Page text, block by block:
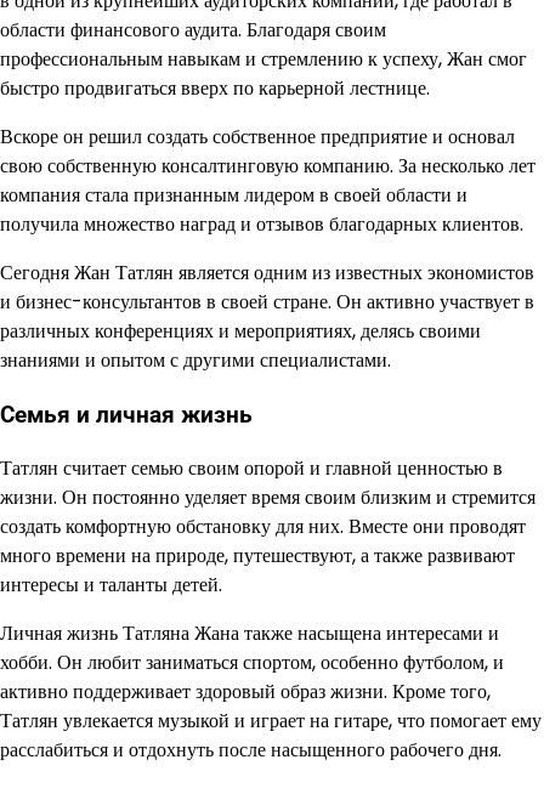
области финансового аудита. Благодаря своим
профессиональным навыкам и стремлению к успеху, Жан смог
быстро продвигаться вверх по карьерной лестнице.
Вскоре он решил создать собственное предприятие и основал
свою собственную консалтинговую компанию. За несколько лет
компания стала признанным лидером в своей области и
получила множество наград и отзывов благодарных клиентов.
Сегодня Жан Татлян является одним из известных экономистов
и бизнес-консультантов в своей стране. Он активно участвует в
различных конференциях и мероприятиях, делясь своими
знаниями и опытом с другими специалистами.
Семья и личная жизнь
Татлян считает семью своим опорой и главной ценностью в
жизни. Он постоянно уделяет время своим близким и стремится
создать комфортную обстановку для них. Вместе они проводят
много времени на природе, путешествуют, а также развивают
интересы и таланты детей.
Личная жизнь Татляна Жана также насыщена интересами и
хобби. Он любит заниматься спортом, особенно футболом, и
активно поддерживает здоровый образ жизни. Кроме того,
Татлян увлекается музыкой и играет на гитаре, что помогает ему
расслабиться и отдохнуть после насыщенного рабочего дня.